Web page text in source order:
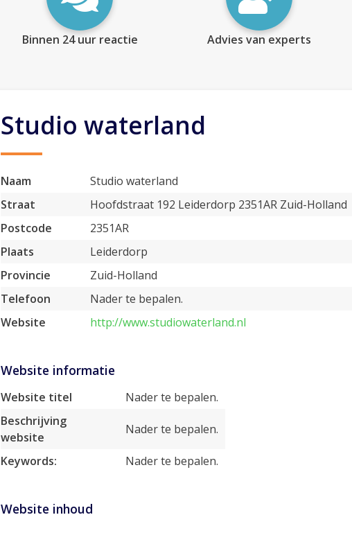
Binnen 24 uur reactie Advies van experts
Studio waterland
Naam
Studio waterland
Straat
Hoofdstraat 192 Leiderdorp 2351AR Zuid-Holland
Postcode
2351AR
Plaats
Leiderdorp
Provincie
Zuid-Holland
Telefoon
Nader te bepalen.
Website
http://www.studiowaterland.nl
Website informatie
Website titel
Nader te bepalen.
Beschrijving
website
Nader te bepalen.
Keywords: Nader te bepalen.
Website inhoud